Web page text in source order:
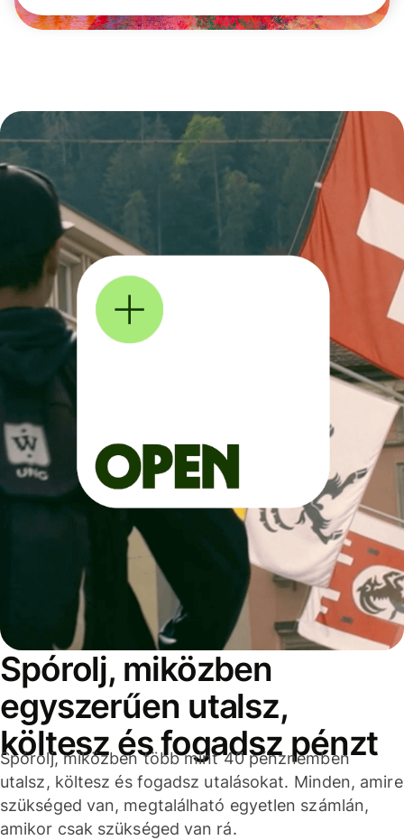
Spórolj, miközben
egyszerűen utalsz,
költesz és fogadsz pénzt
Spórolj, miközben több mint 40 pénznemben
utalsz, költesz és fogadsz utalásokat. Minden, amire
szükséged van, megtalálható egyetlen számlán,
amikor csak szükséged van rá.